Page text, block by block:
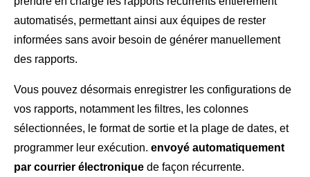
automatisés, permettant ainsi aux équipes de rester
informées sans avoir besoin de générer manuellement
des rapports.
Vous pouvez désormais enregistrer les configurations de
vos rapports, notamment les filtres, les colonnes
sélectionnées, le format de sortie et la plage de dates, et
programmer leur exécution. envoyé automatiquement
par courrier électronique de façon récurrente.